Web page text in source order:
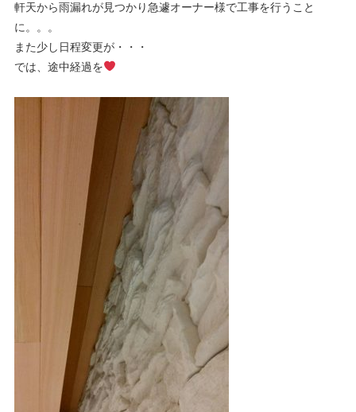
軒天から雨漏れが見つかり急遽オーナー様で工事を行うこと
に。。。
また少し日程変更が・・・
では、途中経過を